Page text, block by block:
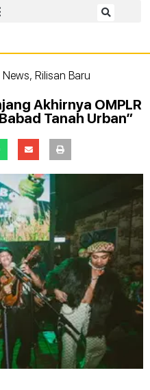
News, Rilisan Baru
Akhirnya OMPLR
Tanah Urban”